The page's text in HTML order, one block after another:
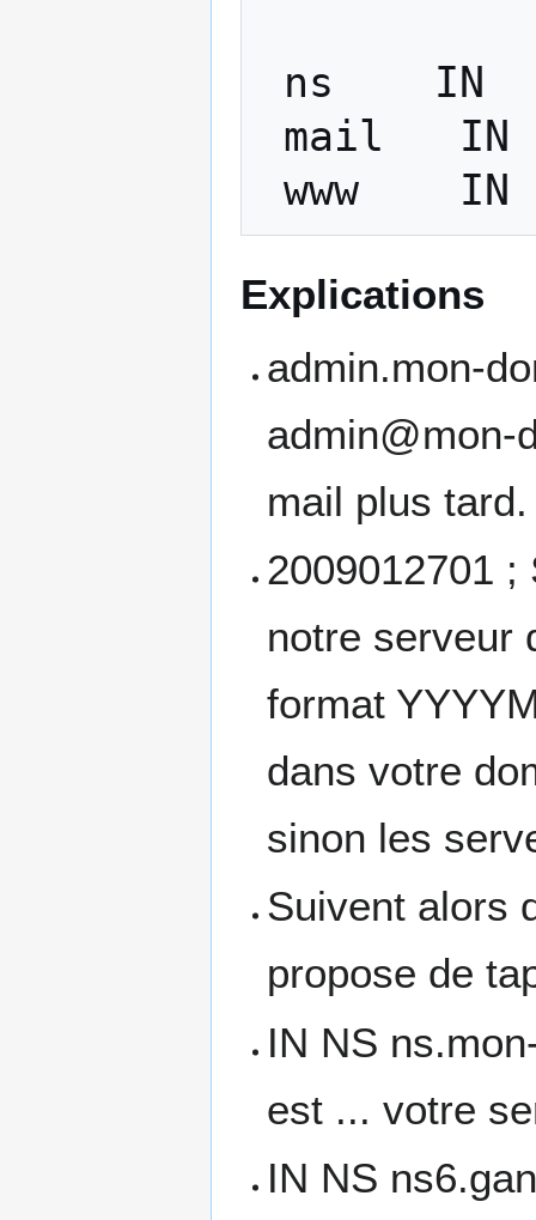
ns
IN
mail
IN
www
IN
Explications
admin.mon-
admin@mon-
mail plus tard.
2009012701
notre serveur
format
dans votre
sinon les
Suivent alors
propose de
IN NS
est ... votre
IN NS